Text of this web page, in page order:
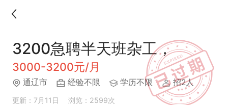
3200急聘半天班杂工，
3000-3200元/月
通辽市 经验不限 学历不限 招2人
更新：7月11日 浏览：2599次